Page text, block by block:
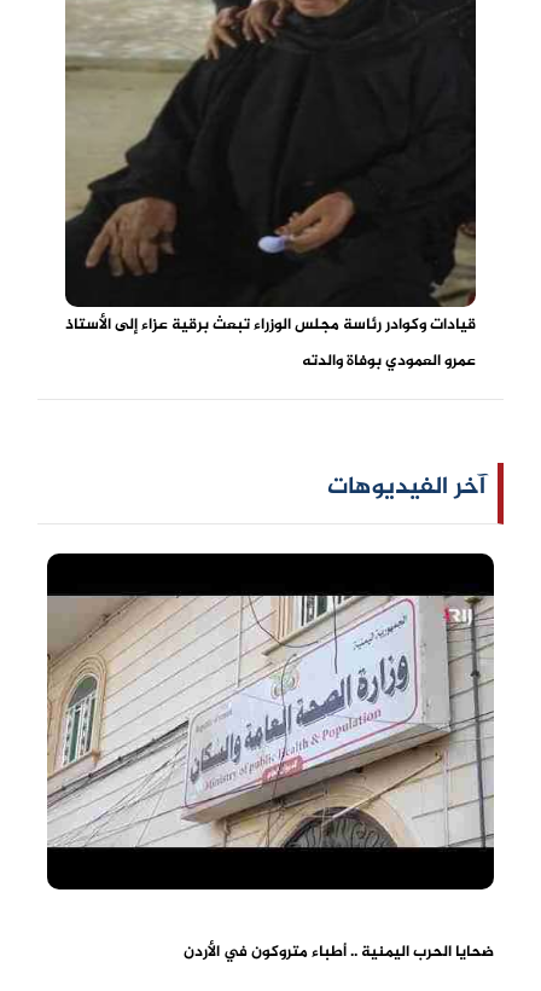
قيادات وكوادر رئاسة مجلس الوزراء تبعث برقية عزاء إلى الأستاذ
عمرو العمودي بوفاة والدته
آخر الفيديوهات
ضحايا الحرب اليمنية .. أطباء متروكون في الأردن